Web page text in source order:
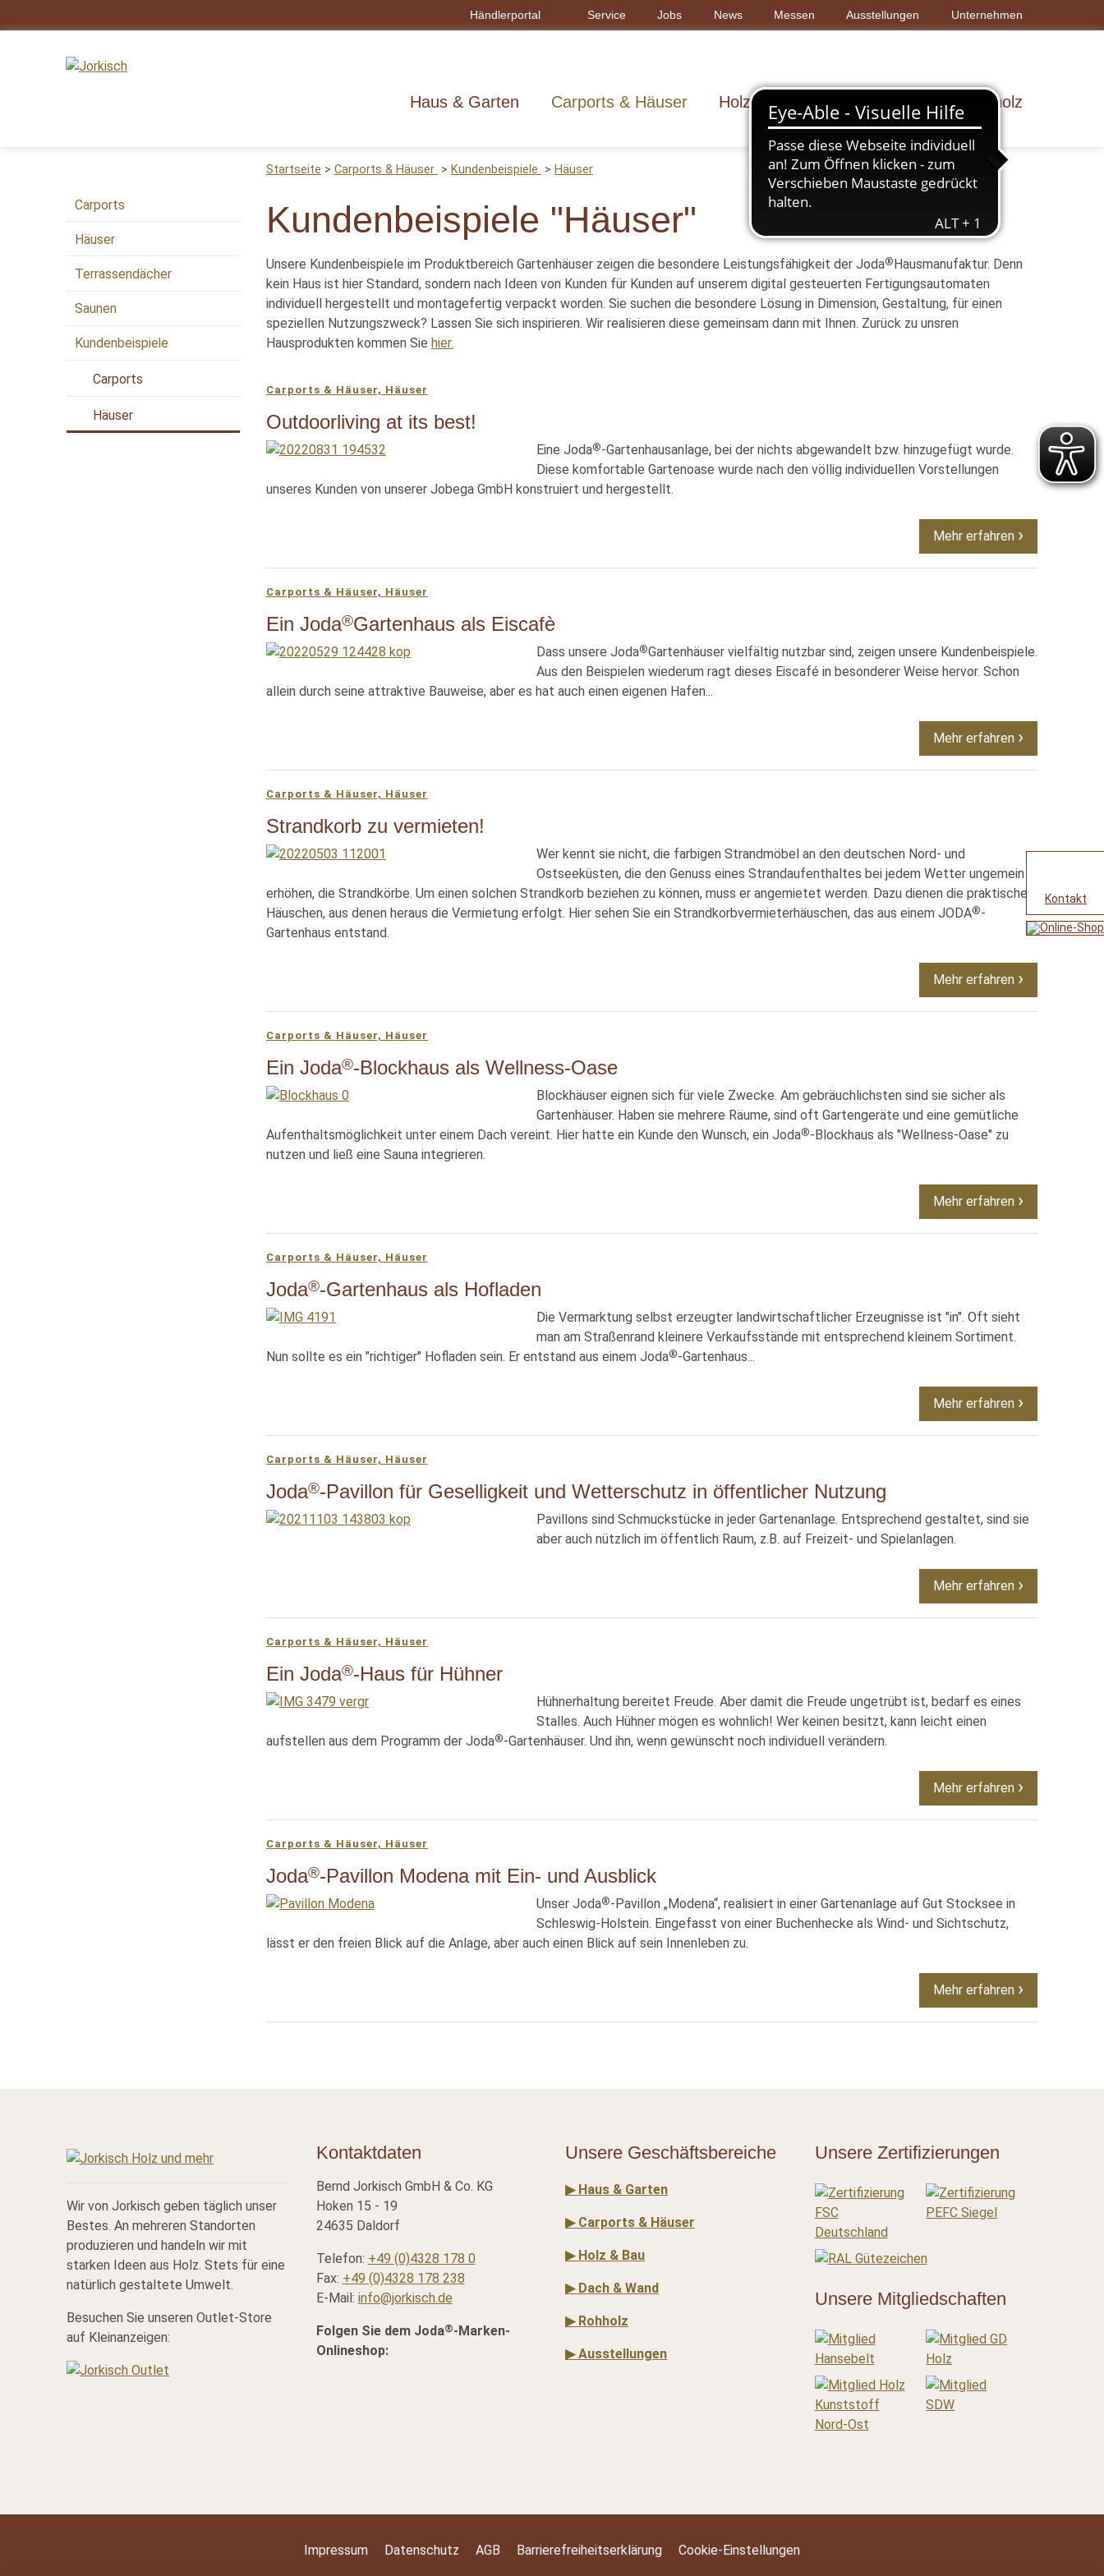
Händlerportal Service Jobs News Messen Ausstellungen Unternehmen
Haus & Garten Carports & Häuser Holz & Bau Dach & Wand Rohholz
Kontakt
Carports
Häuser
Terrassendächer
Saunen
Kundenbeispiele
Carports
Häuser
Startseite Carports & Häuser Kundenbeispiele Häuser
Kundenbeispiele "Häuser"
Unsere Kundenbeispiele im Produktbereich Gartenhäuser zeigen die besondere Leistungsfähigkeit der Joda®Hausmanufaktur. Denn
kein Haus ist hier Standard, sondern nach Ideen von Kunden für Kunden auf unserem digital gesteuerten Fertigungsautomaten
individuell hergestellt und montagefertig verpackt worden. Sie suchen die besondere Lösung in Dimension, Gestaltung, für einen
speziellen Nutzungszweck? Lassen Sie sich inspirieren. Wir realisieren diese gemeinsam dann mit Ihnen. Zurück zu unsren
Hausprodukten kommen Sie hier.
Carports & Häuser, Häuser
Outdoorliving at its best!
Eine Joda®-Gartenhausanlage, bei der nichts abgewandelt bzw. hinzugefügt wurde.
Diese komfortable Gartenoase wurde nach den völlig individuellen Vorstellungen
unseres Kunden von unserer Jobega GmbH konstruiert und hergestellt.
Mehr erfahren
Carports & Häuser, Häuser
Ein Joda®Gartenhaus als Eiscafè
Dass unsere Joda®Gartenhäuser vielfältig nutzbar sind, zeigen unsere Kundenbeispiele.
Aus den Beispielen wiederum ragt dieses Eiscafé in besonderer Weise hervor. Schon
allein durch seine attraktive Bauweise, aber es hat auch einen eigenen Hafen...
Mehr erfahren
Carports & Häuser, Häuser
Strandkorb zu vermieten!
Wer kennt sie nicht, die farbigen Strandmöbel an den deutschen Nord- und
Ostseeküsten, die den Genuss eines Strandaufenthaltes bei jedem Wetter ungemein
erhöhen, die Strandkörbe. Um einen solchen Strandkorb beziehen zu können, muss er angemietet werden. Dazu dienen die praktischen
Häuschen, aus denen heraus die Vermietung erfolgt. Hier sehen Sie ein Strandkorbvermieterhäuschen, das aus einem JODA®-
Gartenhaus entstand.
Mehr erfahren
Carports & Häuser, Häuser
Ein Joda®-Blockhaus als Wellness-Oase
Blockhäuser eignen sich für viele Zwecke. Am gebräuchlichsten sind sie sicher als
Gartenhäuser. Haben sie mehrere Räume, sind oft Gartengeräte und eine gemütliche
Aufenthaltsmöglichkeit unter einem Dach vereint. Hier hatte ein Kunde den Wunsch, ein Joda®-Blockhaus als "Wellness-Oase" zu
nutzen und ließ eine Sauna integrieren.
Mehr erfahren
Carports & Häuser, Häuser
Joda®-Gartenhaus als Hofladen
Die Vermarktung selbst erzeugter landwirtschaftlicher Erzeugnisse ist "in". Oft sieht
man am Straßenrand kleinere Verkaufsstände mit entsprechend kleinem Sortiment.
Nun sollte es ein "richtiger" Hofladen sein. Er entstand aus einem Joda®-Gartenhaus...
Mehr erfahren
Carports & Häuser, Häuser
Joda®-Pavillon für Geselligkeit und Wetterschutz in öffentlicher Nutzung
Pavillons sind Schmuckstücke in jeder Gartenanlage. Entsprechend gestaltet, sind sie
aber auch nützlich im öffentlich Raum, z.B. auf Freizeit- und Spielanlagen.
Mehr erfahren
Carports & Häuser, Häuser
Ein Joda®-Haus für Hühner
Hühnerhaltung bereitet Freude. Aber damit die Freude ungetrübt ist, bedarf es eines
Stalles. Auch Hühner mögen es wohnlich! Wer keinen besitzt, kann leicht einen
aufstellen aus dem Programm der Joda®-Gartenhäuser. Und ihn, wenn gewünscht noch individuell verändern.
Mehr erfahren
Carports & Häuser, Häuser
Joda®-Pavillon Modena mit Ein- und Ausblick
Unser Joda®-Pavillon „Modena“, realisiert in einer Gartenanlage auf Gut Stocksee in
Schleswig-Holstein. Eingefasst von einer Buchenhecke als Wind- und Sichtschutz,
lässt er den freien Blick auf die Anlage, aber auch einen Blick auf sein Innenleben zu.
Mehr erfahren
Wir von Jorkisch geben täglich unser
Bestes. An mehreren Standorten
produzieren und handeln wir mit
starken Ideen aus Holz. Stets für eine
natürlich gestaltete Umwelt.
Besuchen Sie unseren Outlet-Store
auf Kleinanzeigen:
Kontaktdaten
Bernd Jorkisch GmbH & Co. KG
Hoken 15 - 19
24635 Daldorf
Telefon: +49 (0)4328 178 0
Fax: +49 (0)4328 178 238
E-Mail: info@jorkisch.de
Folgen Sie dem Joda®-Marken-
Onlineshop:
Unsere Geschäftsbereiche
▶ Haus & Garten
▶ Carports & Häuser
▶ Holz & Bau
▶ Dach & Wand
▶ Rohholz
▶ Ausstellungen
Unsere Zertifizierungen
Unsere Mitgliedschaften
Impressum Datenschutz AGB Barrierefreiheitserklärung Cookie-Einstellungen